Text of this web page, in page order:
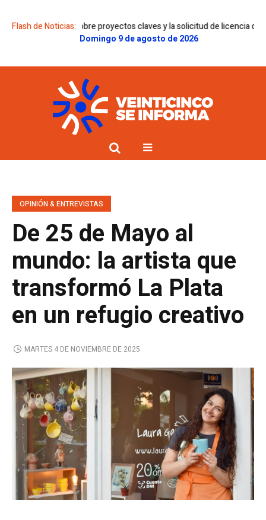
Flash de Noticias:
sobre proyectos claves y la solicitud de licencia de Gregorini
Domingo 9 de agosto de 2026
OPINIÓN & ENTREVISTAS
De 25 de Mayo al
mundo: la artista que
transformó La Plata
en un refugio creativo
MARTES 4 DE NOVIEMBRE DE 2025